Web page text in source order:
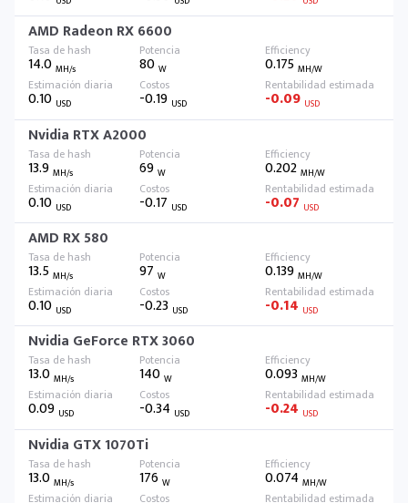
AMD Radeon RX 6600
14.0 MH/s 80W 0.175 MH/W
0.10 USD -0.19 USD -0.09 USD
Nvidia RTX A2000
13.9 MH/s 69W 0.202 MH/W
0.10 USD -0.17 USD -0.07 USD
AMD RX 580
13.5 MH/s 97W 0.139 MH/W
0.10 USD -0.23 USD -0.14 USD
Nvidia GeForce RTX 3060
13.0 MH/s 140W 0.093 MH/W
0.09 USD -0.34 USD -0.24 USD
Nvidia GTX 1070Ti
13.0 MH/s 176W 0.074 MH/W